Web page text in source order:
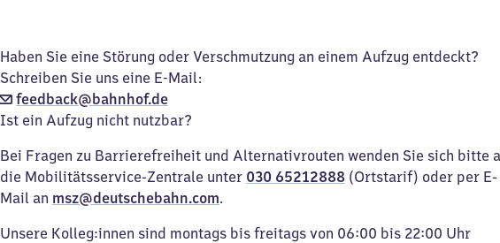
Haben Sie eine Störung oder Verschmutzung an einem Aufzug entdeckt?
Schreiben Sie uns eine E-Mail:
feedback@bahnhof.de
Ist ein Aufzug nicht nutzbar?
Bei Fragen zu Barrierefreiheit und Alternativrouten wenden Sie sich bitte
die Mobilitätsservice-Zentrale unter 030 65212888 (Ortstarif) oder per E-
Mail an msz@deutschebahn.com.
Unsere Kolleg:innen sind montags bis freitags von 06:00 bis 22:00 Uhr